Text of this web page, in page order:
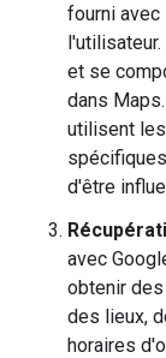
fourni avec
et se
dans
utilisent
d'être
avec
obtenir
des lieux,
horaires